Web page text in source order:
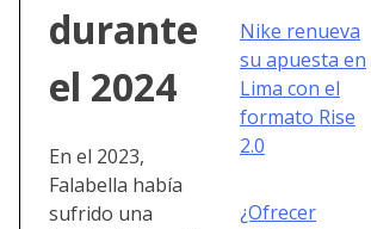
durante
el 2024
En el 2023,
Falabella había
sufrido una
Nike renueva
su apuesta en
Lima con el
formato Rise
2.0
¿Ofrecer